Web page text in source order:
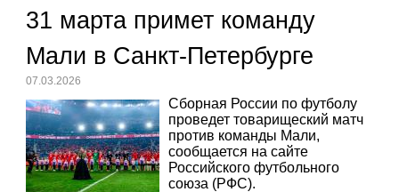
31 марта примет команду
Мали в Санкт-Петербурге
07.03.2026
Сборная России по футболу
проведет товарищеский матч
против команды Мали,
сообщается на сайте
Российского футбольного
союза (РФС).